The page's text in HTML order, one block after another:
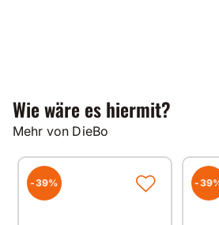
Wie wäre es hiermit?
Mehr von DieBo
-39% -